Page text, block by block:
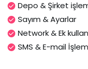
Depo & Şirket
Sayım & Ayarlar
Network & Ek
SMS & E-mail